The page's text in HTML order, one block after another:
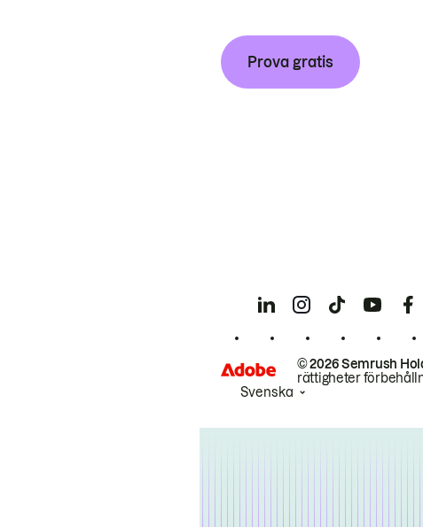
Prova gratis
© 2026 Semrush
rättigheter
Svenska